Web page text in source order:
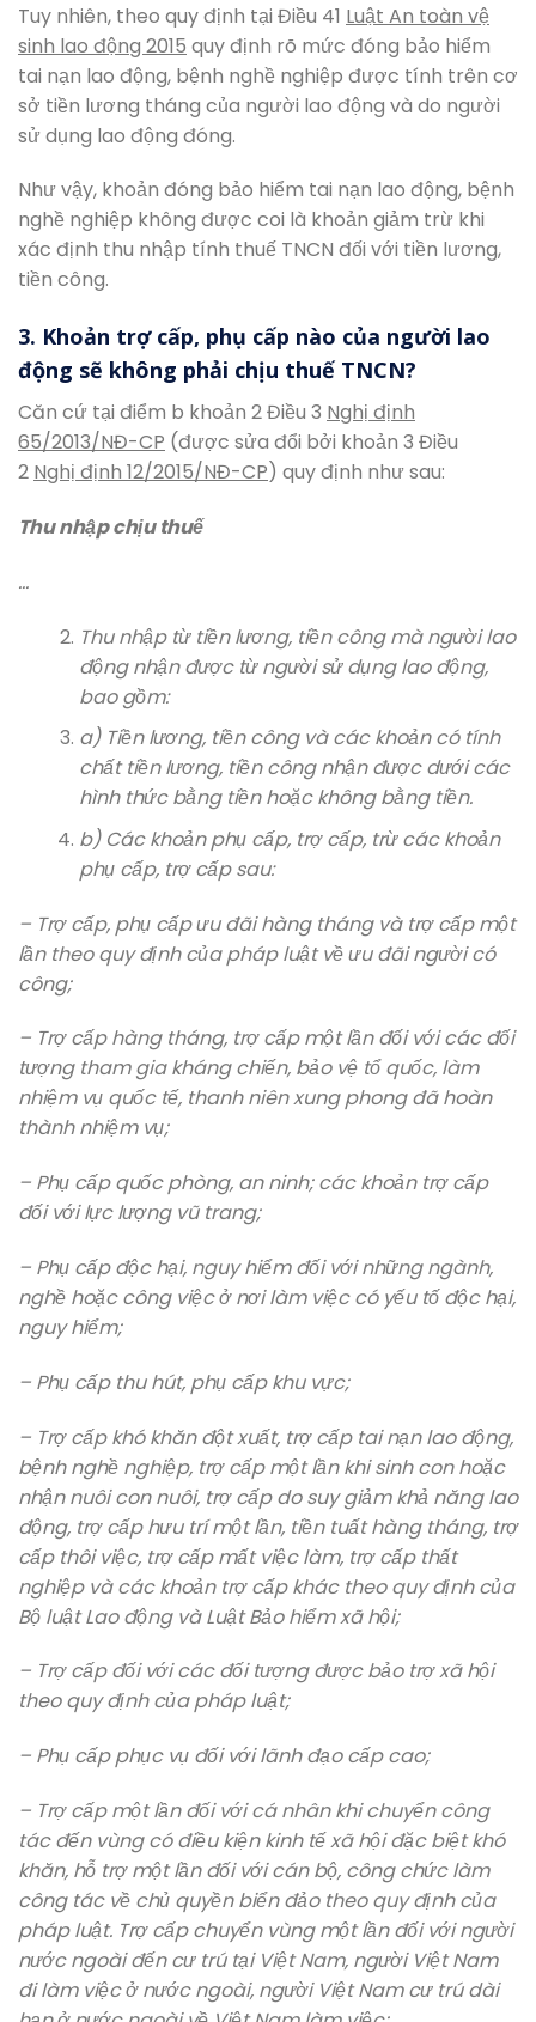
Tuy nhiên, theo quy định tại Điều 41 Luật An toàn vệ
sinh lao động 2015 quy định rõ mức đóng bảo hiểm
tai nạn lao động, bệnh nghề nghiệp được tính trên cơ
sở tiền lương tháng của người lao động và do người
sử dụng lao động đóng.
Như vậy, khoản đóng bảo hiểm tai nạn lao động, bệnh
nghề nghiệp không được coi là khoản giảm trừ khi
xác định thu nhập tính thuế TNCN đối với tiền lương,
tiền công.
3. Khoản trợ cấp, phụ cấp nào của người lao
động sẽ không phải chịu thuế TNCN?
Căn cứ tại điểm b khoản 2 Điều 3 Nghị định
65/2013/NĐ-CP (được sửa đổi bởi khoản 3 Điều
2 Nghị định 12/2015/NĐ-CP) quy định như sau:
Thu nhập chịu thuế
…
Thu nhập từ tiền lương, tiền công mà người lao
động nhận được từ người sử dụng lao động,
bao gồm:
a) Tiền lương, tiền công và các khoản có tính
chất tiền lương, tiền công nhận được dưới các
hình thức bằng tiền hoặc không bằng tiền.
b) Các khoản phụ cấp, trợ cấp, trừ các khoản
phụ cấp, trợ cấp sau:
– Trợ cấp, phụ cấp ưu đãi hàng tháng và trợ cấp một
lần theo quy định của pháp luật về ưu đãi người có
công;
– Trợ cấp hàng tháng, trợ cấp một lần đối với các đối
tượng tham gia kháng chiến, bảo vệ tổ quốc, làm
nhiệm vụ quốc tế, thanh niên xung phong đã hoàn
thành nhiệm vụ;
– Phụ cấp quốc phòng, an ninh; các khoản trợ cấp
đối với lực lượng vũ trang;
– Phụ cấp độc hại, nguy hiểm đối với những ngành,
nghề hoặc công việc ở nơi làm việc có yếu tố độc hại,
nguy hiểm;
– Phụ cấp thu hút, phụ cấp khu vực;
– Trợ cấp khó khăn đột xuất, trợ cấp tai nạn lao động,
bệnh nghề nghiệp, trợ cấp một lần khi sinh con hoặc
nhận nuôi con nuôi, trợ cấp do suy giảm khả năng lao
động, trợ cấp hưu trí một lần, tiền tuất hàng tháng, trợ
cấp thôi việc, trợ cấp mất việc làm, trợ cấp thất
nghiệp và các khoản trợ cấp khác theo quy định của
Bộ luật Lao động và Luật Bảo hiểm xã hội;
– Trợ cấp đối với các đối tượng được bảo trợ xã hội
theo quy định của pháp luật;
– Phụ cấp phục vụ đối với lãnh đạo cấp cao;
– Trợ cấp một lần đối với cá nhân khi chuyển công
tác đến vùng có điều kiện kinh tế xã hội đặc biệt khó
khăn, hỗ trợ một lần đối với cán bộ, công chức làm
công tác về chủ quyền biển đảo theo quy định của
pháp luật. Trợ cấp chuyển vùng một lần đối với người
nước ngoài đến cư trú tại Việt Nam, người Việt Nam
đi làm việc ở nước ngoài, người Việt Nam cư trú dài